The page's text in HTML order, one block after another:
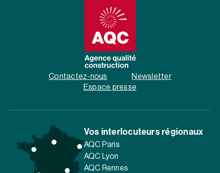
Contactez-nous
Newsletter
Espace presse
Vos interlocuteurs régionaux
AQC Paris
AQC Lyon
AQC Rennes